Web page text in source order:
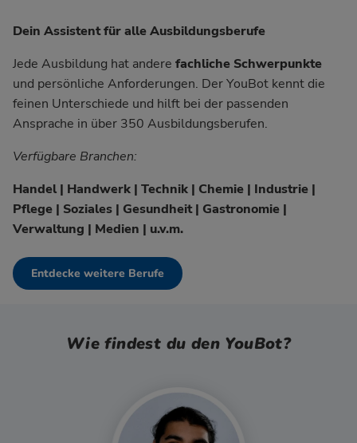
Dein Assistent für alle Ausbildungsberufe
Jede Ausbildung hat andere fachliche Schwerpunkte
und persönliche Anforderungen. Der YouBot kennt die
feinen Unterschiede und hilft bei der passenden
Ansprache in über 350 Ausbildungsberufen.
Verfügbare Branchen:
Handel | Handwerk | Technik | Chemie | Industrie |
Pflege | Soziales | Gesundheit | Gastronomie |
Verwaltung | Medien | u.v.m.
Entdecke weitere Berufe
Wie findest du den YouBot?